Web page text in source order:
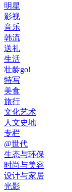
明星
影视
音乐
韩流
送礼
生活
壮龄go!
特写
美食
旅行
文化艺术
人文史地
专栏
@世代
生态与环保
时尚与美容
设计与家居
光影